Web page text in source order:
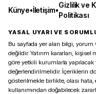
Künye•İletişim•
Gizlilik ve
Politikası
YASAL UYARI VE
Bu sayfada yer alan bilgi, yorum
değildir. Yatırım kararları,
göre yetkili kurumlarla yapılacak
değerlendirilmelidir. İçeriklerin
gösterilmekle birlikte, olası
kullanımından doğabilecek